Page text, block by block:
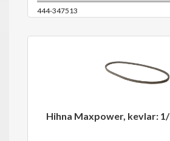
444-347513
Hihna Maxpower, kevlar: